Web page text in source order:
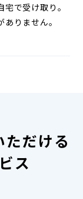
で受け取り。
りません。
だける
ス